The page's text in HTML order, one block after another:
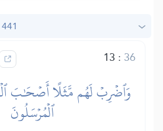
13 : 36
وَٱضۡرِبۡ لَهُم مَّثَلًا أَصۡحَٰبَ
ٱلۡمُرۡسَلُونَ